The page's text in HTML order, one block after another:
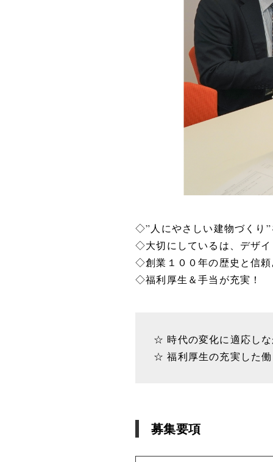
◇”人にやさしい建物づくり
◇大切にしているは、デザ
◇創業１００年の歴史と信
◇福利厚生＆手当が充実！
☆ 時代の変化に適応し
☆ 福利厚生の充実した
募集要項